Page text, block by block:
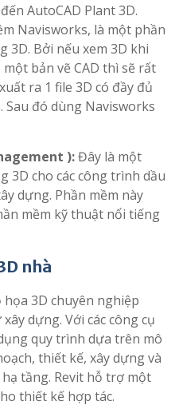
AutoCAD Plant 3D.
Navisworks, là một phần
3D. Bởi nếu xem 3D khi
bản vẽ CAD thì sẽ rất
ra 1 file 3D có đầy đủ
đó dùng Navisworks
):Đây là một
3D cho các công trình dầu
dựng. Phần mềm này
mềm kỹ thuật nổi tiếng
nhà
họa 3D chuyên nghiệp
dựng. Với các công cụ
quy trình dựa trên mô
thiết kế, xây dựng và
tầng. Revit hỗ trợ một
thiết kế hợp tác.